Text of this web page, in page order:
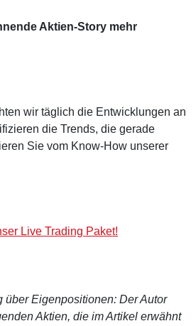
Aktien-Story mehr
wir täglich die Entwicklungen an
die Trends, die gerade
Sie vom Know-How unserer
Live Trading Paket!
über Eigenpositionen: Der Autor
Aktien, die im Artikel erwähnt